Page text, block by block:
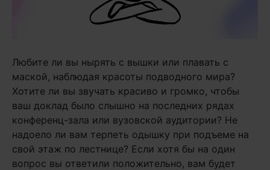
Любите ли вы нырять с вышки или плавать с
маской, наблюдая красоты подводного мира?
Хотите ли вы звучать красиво и громко, чтобы
ваш доклад было слышно на последних рядах
конференц-зала или вузовской аудитории? Не
надоело ли вам терпеть одышку при подъеме на
свой этаж по лестнице? Если хотя бы на один
вопрос вы ответили положительно, вам будет